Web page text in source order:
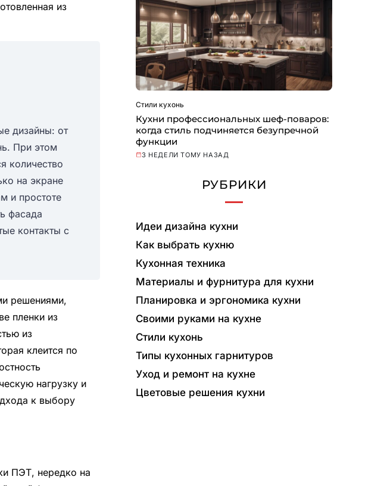
из
дизайны: от
При этом
количество
на экране
и простоте
фасада
контакты с
решениями,
пленки из
из
клеится по
нагрузку и
к выбору
ПЭТ, нередко на
Стили кухонь
Кухни профессиональных шеф-поваров:
когда стиль подчиняется безупречной
функции
3 НЕДЕЛИ ТОМУ НАЗАД
РУБРИКИ
Идеи дизайна кухни
Как выбрать кухню
Кухонная техника
Материалы и фурнитура для кухни
Планировка и эргономика кухни
Своими руками на кухне
Стили кухонь
Типы кухонных гарнитуров
Уход и ремонт на кухне
Цветовые решения кухни